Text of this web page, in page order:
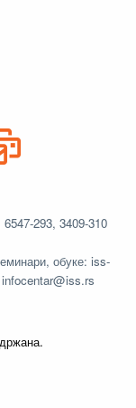
293, 3409-310
обуке: iss-